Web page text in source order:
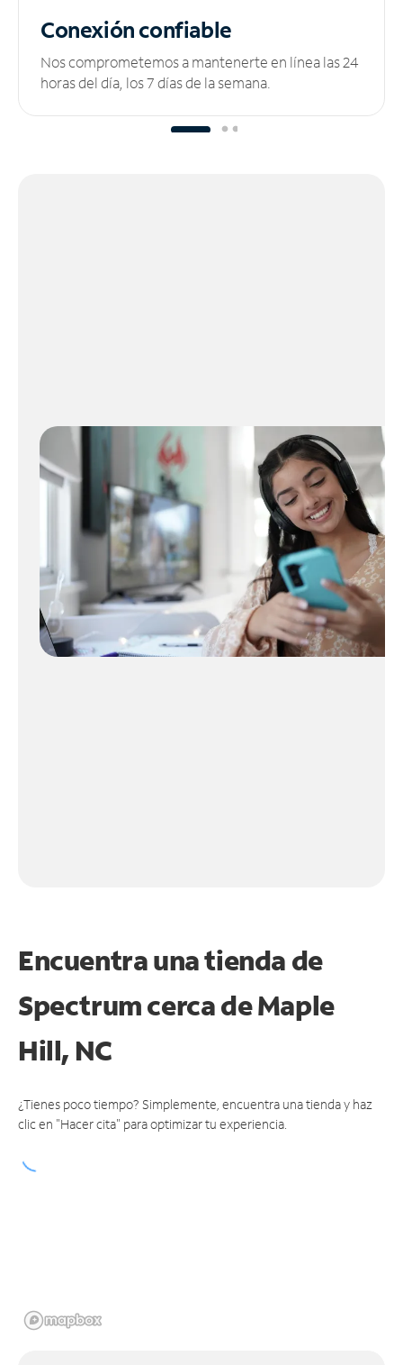
Conexión confiable
Nos comprometemos a mantenerte en línea las 24
horas del día, los 7 días de la semana.
Encuentra una tienda de
Spectrumcerca de Maple
Hill, NC
¿Tienes poco tiempo? Simplemente, encuentra una tienda y haz
clic en "Hacer cita" para optimizar tu experiencia.